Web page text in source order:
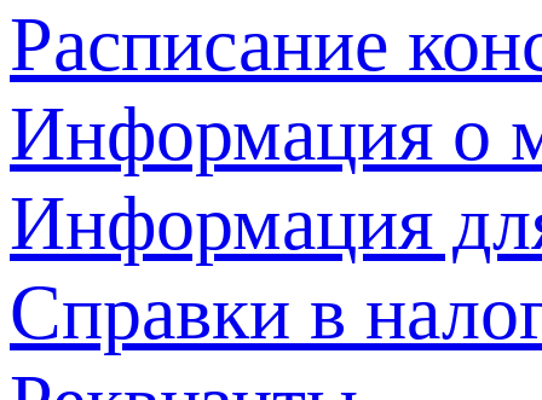
Расписание
Информация о
Информация
Справки в